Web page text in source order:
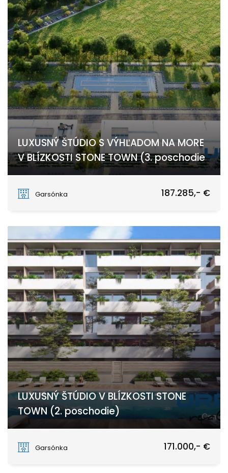
LUXUSNÝ ŠTÚDIO S VÝHĽADOM NA MORE
V BLÍZKOSTI STONE TOWN (3. poschodie
Garsónka
187.285,- €
LUXUSNÝ ŠTÚDIO V BLÍZKOSTI STONE
TOWN (2. poschodie)
Garsónka
171.000,- €